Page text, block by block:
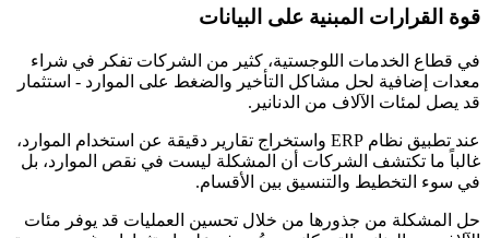
قوة القرارات المبنية على البيانات
في قطاع الخدمات اللوجستية، كثير من الشركات تفكر في شراء
معدات إضافية لحل مشاكل التأخير والضغط على الموارد - استثمار
قد يصل لمئات الآلاف من الدنانير.
عند تطبيق نظام ERP واستخراج تقارير دقيقة عن استخدام الموارد،
غالباً ما تكتشف الشركات أن المشكلة ليست في نقص الموارد، بل
في سوء التخطيط والتنسيق بين الأقسام.
حل المشكلة من جذورها من خلال تحسين العمليات قد يوفر مئات